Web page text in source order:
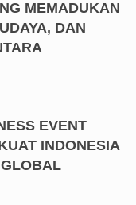
MEMADUKAN
DAN
EVENT
INDONESIA